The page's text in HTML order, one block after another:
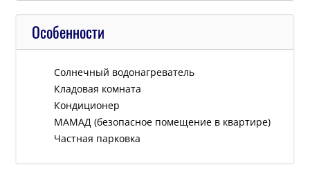
Особенности
Cолнечный водонагреватель
Кладовая комната
Кондиционер
МАМАД (безопасное помещение в квартире)
Частная парковка